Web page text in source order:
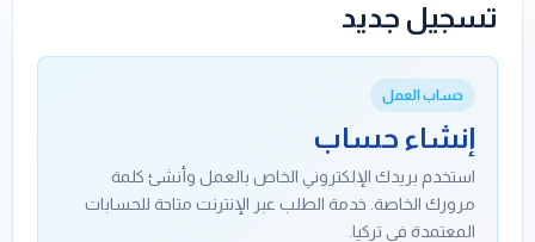
تسجيل جديد
حساب العمل
إنشاء حساب
استخدم بريدك الإلكتروني الخاص بالعمل وأنشئ كلمة
مرورك الخاصة. خدمة الطلب عبر الإنترنت متاحة للحسابات
المعتمدة في تركيا.